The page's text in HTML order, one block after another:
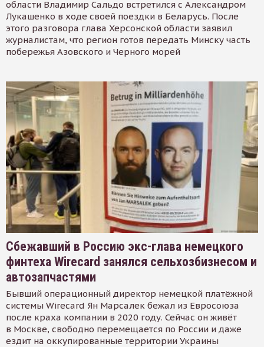
области Владимир Сальдо встретился с Александром
Лукашенко в ходе своей поездки в Беларусь. После
этого разговора глава Херсонской области заявил
журналистам, что регион готов передать Минску часть
побережья Азовского и Черного морей
Сбежавший в Россию экс-глава немецкого
финтеха Wirecard занялся сельхозбизнесом и
автозапчастями
Бывший операционный директор немецкой платёжной
системы Wirecard Ян Марсалек бежал из Евросоюза
после краха компании в 2020 году. Сейчас он живёт
в Москве, свободно перемещается по России и даже
ездит на оккупированные территории Украины